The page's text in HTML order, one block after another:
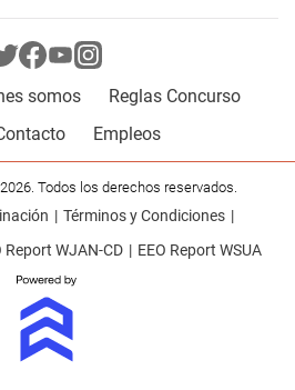
somos
Reglas Concurso
Empleos
Todos los derechos reservados.
Términos y Condiciones
Report WJAN-CD EEO Report WSUA